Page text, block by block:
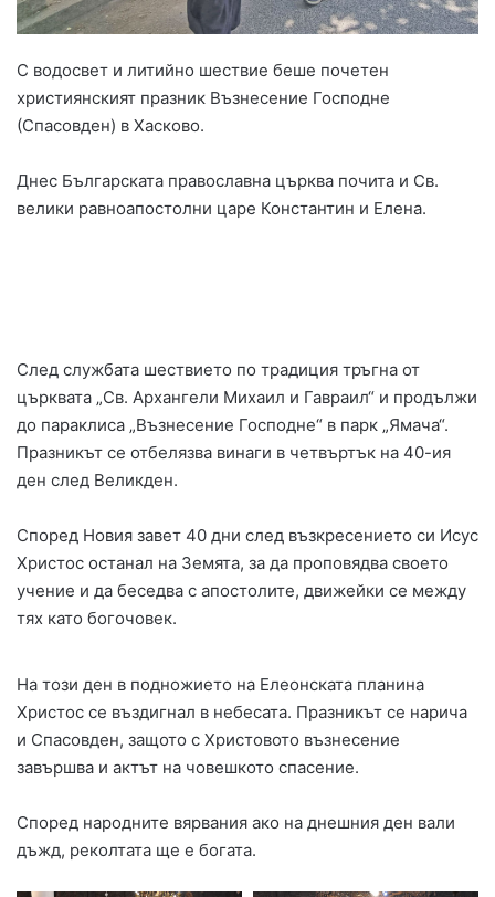
С водосвет и литийно шествие беше почетен
християнският празник Възнесение Господне
(Спасовден) в Хасково.
Днес Българската православна църква почита и Св.
велики равноапостолни царе Константин и Елена.
След службата шествието по традиция тръгна от
църквата „Св. Архангели Михаил и Гавраил“ и продължи
до параклиса „Възнесение Господне“ в парк „Ямача“.
Празникът се отбелязва винаги в четвъртък на 40-ия
ден след Великден.
Според Новия завет 40 дни след възкресението си Исус
Христос останал на Земята, за да проповядва своето
учение и да беседва с апостолите, движейки се между
тях като богочовек.
На този ден в подножието на Елеонската планина
Христос се въздигнал в небесата. Празникът се нарича
и Спасовден, защото с Христовото възнесение
завършва и актът на човешкото спасение.
Според народните вярвания ако на днешния ден вали
дъжд, реколтата ще е богата.